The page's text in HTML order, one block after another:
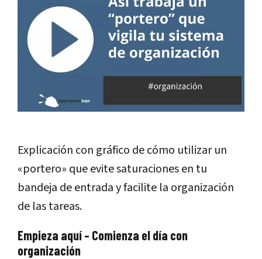
Explicación con gráfico de cómo utilizar un
«portero» que evite saturaciones en tu
bandeja de entrada y facilite la organización
de las tareas.
Empieza aquí – Comienza el día con
organización